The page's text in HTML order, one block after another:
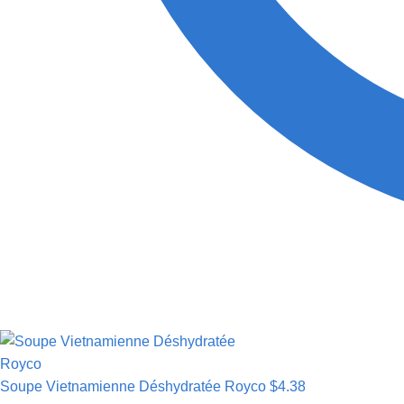
Soupe Vietnamienne Déshydratée Royco $4.38